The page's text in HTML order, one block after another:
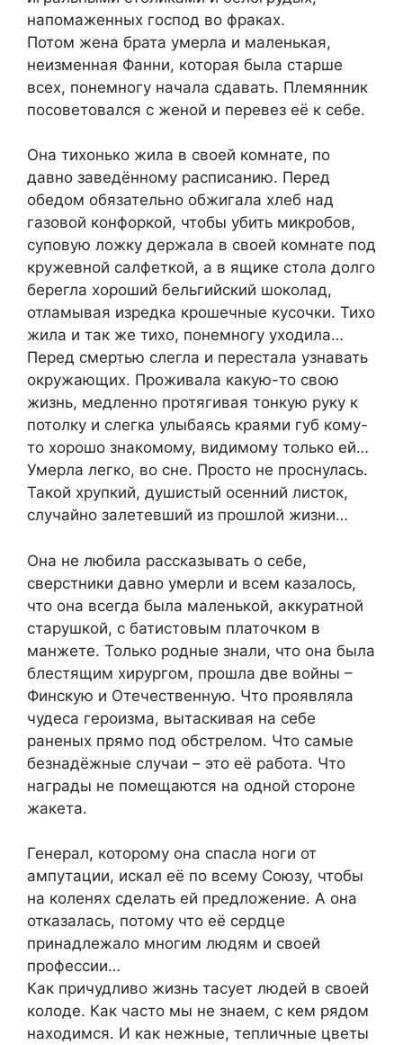
напомаженных господ во фраках.
Потом жена брата умерла и маленькая,
неизменная Фанни, которая была старше
всех, понемногу начала сдавать. Племянник
посоветовался с женой и перевез её к себе.
Она тихонько жила в своей комнате, по
давно заведённому расписанию. Перед
обедом обязательно обжигала хлеб над
газовой конфоркой, чтобы убить микробов,
суповую ложку держала в своей комнате под
кружевной салфеткой, а в ящике стола долго
берегла хороший бельгийский шоколад,
отламывая изредка крошечные кусочки. Тихо
жила и так же тихо, понемногу уходила…
Перед смертью слегла и перестала узнавать
окружающих. Проживала какую-то свою
жизнь, медленно протягивая тонкую руку к
потолку и слегка улыбаясь краями губ кому-
то хорошо знакомому, видимому только ей…
Умерла легко, во сне. Просто не проснулась.
Такой хрупкий, душистый осенний листок,
случайно залетевший из прошлой жизни…
Она не любила рассказывать о себе,
сверстники давно умерли и всем казалось,
что она всегда была маленькой, аккуратной
старушкой, с батистовым платочком в
манжете. Только родные знали, что она была
блестящим хирургом, прошла две войны –
Финскую и Отечественную. Что проявляла
чудеса героизма, вытаскивая на себе
раненых прямо под обстрелом. Что самые
безнадёжные случаи – это её работа. Что
награды не помещаются на одной стороне
жакета.
Генерал, которому она спасла ноги от
ампутации, искал её по всему Союзу, чтобы
на коленях сделать ей предложение. А она
отказалась, потому что её сердце
принадлежало многим людям и своей
профессии…
Как причудливо жизнь тасует людей в своей
колоде. Как часто мы не знаем, с кем рядом
находимся. И как нежные, тепличные цветы